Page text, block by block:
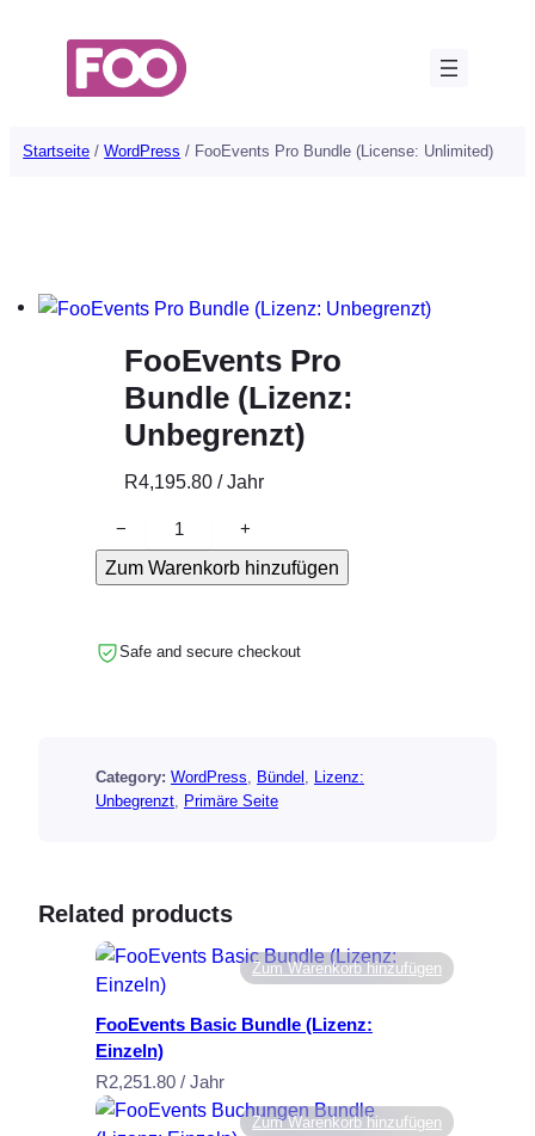
Startseite /WordPress / FooEvents Pro Bundle (License: Unlimited)
FooEvents Pro
Bundle (Lizenz:
Unbegrenzt)
R4,195.80 / Jahr
o
o
e
P
r
n
d
l
(
L
i
− +
Zum Warenkorb hinzufügen
Safe and secure checkout
Category: WordPress, Bündel , Lizenz:
Unbegrenzt, Primäre Seite
Related products
Zum Warenkorb hinzufügen
FooEvents Basic Bundle (Lizenz:
Einzeln)
R2,251.80 / Jahr
Zum Warenkorb hinzufügen